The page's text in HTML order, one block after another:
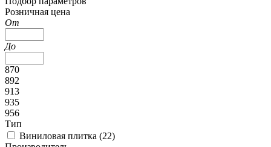
Розничная цена
От
До
870
892
913
935
956
Тип
Виниловая плитка (22)